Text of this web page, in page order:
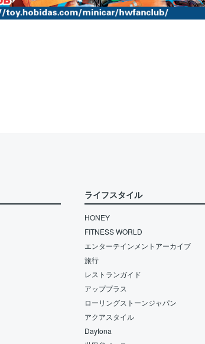
ライフスタイル
HONEY
FITNESS WORLD
エンターテインメントアーカイブ
旅行
レストランガイド
アッププラス
ローリングストーンジャパン
アクアスタイル
Daytona